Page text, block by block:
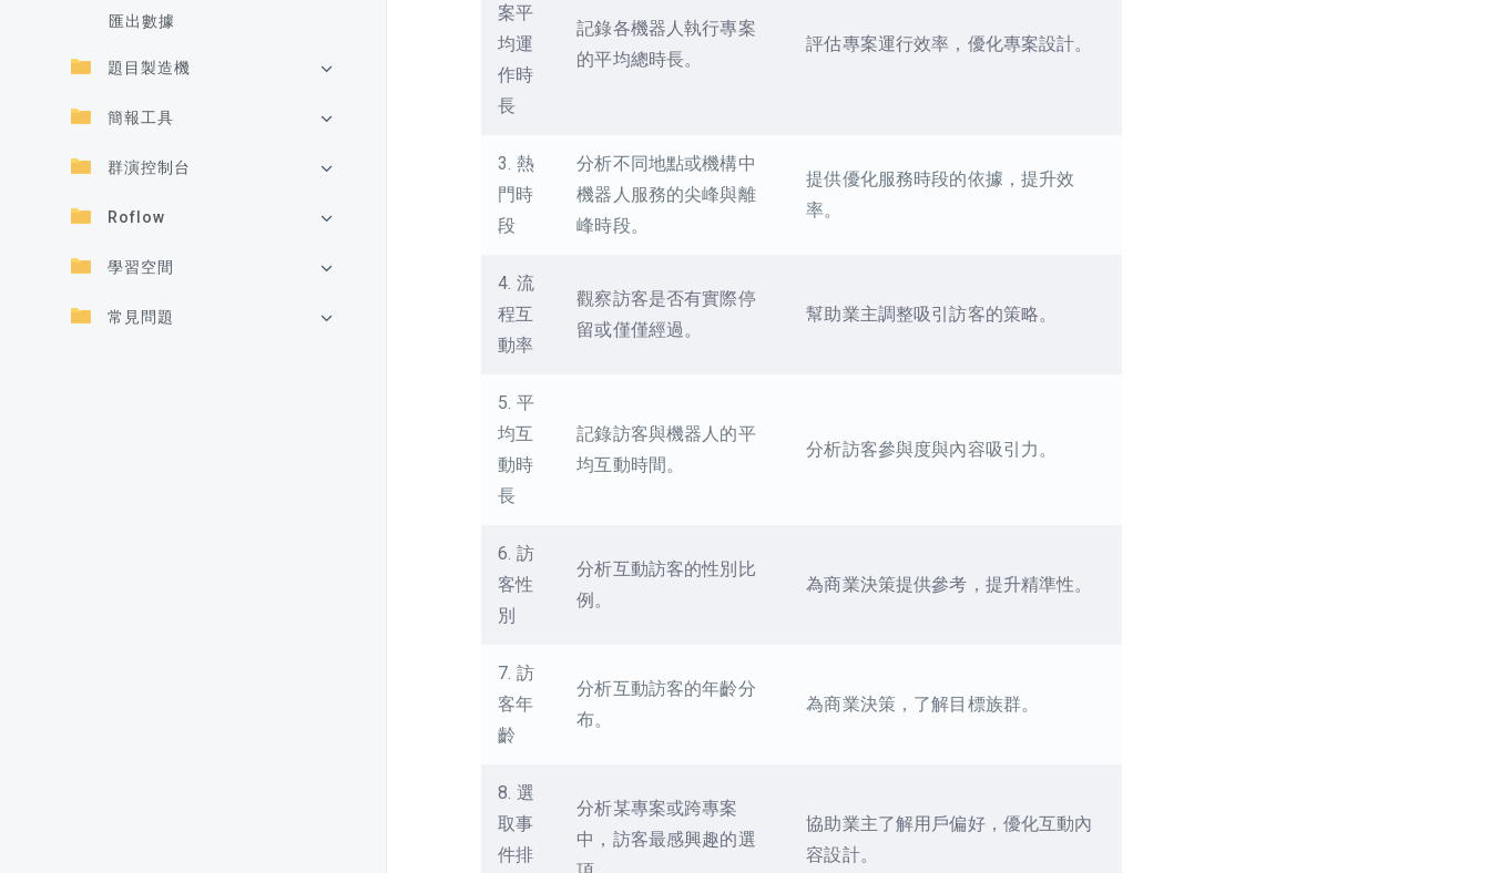
匯出數據
題目製造機
簡報工具
群演控制台
Roflow
學習空間
常見問題
案平
均運
作時
長
記錄各機器人執行專案
的平均總時長。
評估專案運行效率，優化專案設計。
3. 熱
門時
段
分析不同地點或機構中
機器人服務的尖峰與離
峰時段。
提供優化服務時段的依據，提升效
率。
4. 流
程互
動率
觀察訪客是否有實際停
留或僅僅經過。
幫助業主調整吸引訪客的策略。
5. 平
均互
動時
長
記錄訪客與機器人的平
均互動時間。
分析訪客參與度與內容吸引力。
6. 訪
客性
別
分析互動訪客的性別比
例。
為商業決策提供參考，提升精準性。
7. 訪
客年
齡
分析互動訪客的年齡分
布。
為商業決策，了解目標族群。
8. 選
取事
件排
分析某專案或跨專案
中，訪客最感興趣的選
協助業主了解用戶偏好，優化互動內
容設計。